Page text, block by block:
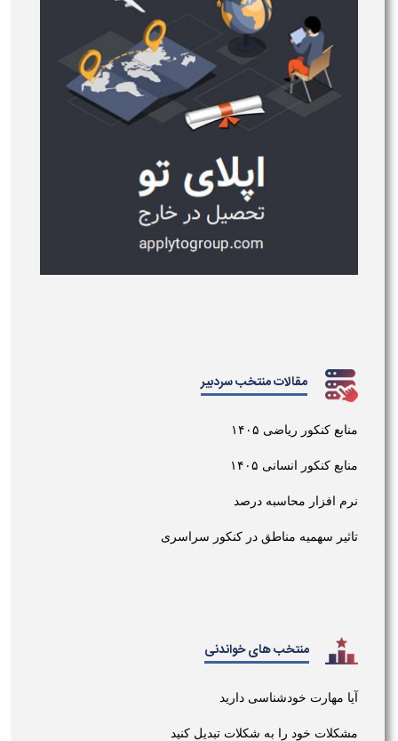
مقالات منتخب سردبیر
منابع کنکور ریاضی ۱۴۰۵
منابع کنکور انسانی ۱۴۰۵
نرم افزار محاسبه درصد
تاثیر سهمیه مناطق در کنکور سراسری
منتخب های خواندنی
آیا مهارت خودشناسی دارید
مشکلات خود را به شکلات تبدیل کنید